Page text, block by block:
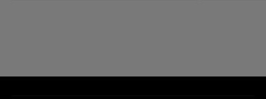
Ausgelegt auf viele Jahre des täglichen